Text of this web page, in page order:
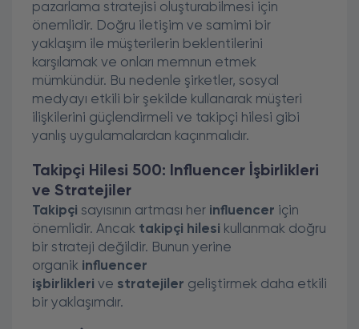
pazarlama stratejisi oluşturabilmesi için
önemlidir. Doğru iletişim ve samimi bir
yaklaşım ile müşterilerin beklentilerini
karşılamak ve onları memnun etmek
mümkündür. Bu nedenle şirketler, sosyal
medyayı etkili bir şekilde kullanarak müşteri
ilişkilerini güçlendirmeli ve takipçi hilesi gibi
yanlış uygulamalardan kaçınmalıdır.
Takipçi Hilesi 500: Influencer İşbirlikleri
ve Stratejiler
Takipçi sayısının artması her influencer için
önemlidir. Ancak takipçi hilesi kullanmak doğru
bir strateji değildir. Bunun yerine
organik influencer
işbirlikleri ve stratejiler geliştirmek daha etkili
bir yaklaşımdır.